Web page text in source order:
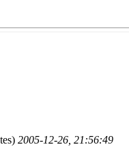
2005-12-26, 21:56:49